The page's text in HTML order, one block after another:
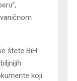
štete BiH
koji